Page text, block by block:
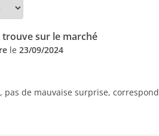
sur le marché
le 23/09/2024
de mauvaise surprise,